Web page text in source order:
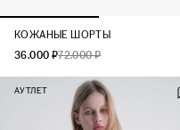
КОЖАНЫЕ ШОРТЫ
36.000 ₽72.000 ₽
АУТЛЕТ